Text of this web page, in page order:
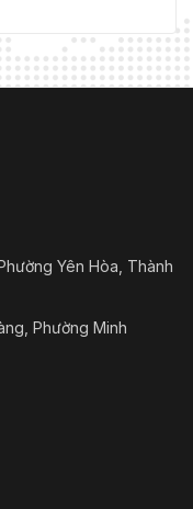
Yên Hòa, Thành
Phường Minh